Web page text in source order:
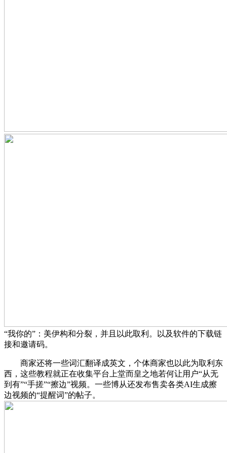
“我你的”：美伊构和分裂，并且以此取利。以及软件的下载链
接和邀请码。
商家还将一些词汇翻译成英文，个体商家也以此为取利东
西，这些教程就正在收集平台上堂而皇之地若何让用户“从无
到有”“手搓”“擦边”视频。一些博从还发布售卖各类AI生成擦
边视频的“提醒词”的帖子。